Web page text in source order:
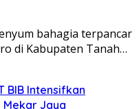
bahagia terpancar
di Kabupaten Tanah…
BIB Intensifkan
Mekar Jaya